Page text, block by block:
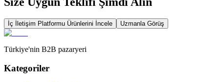
İç İletişim Platformu Ürünlerini İncele Uzmanla Görüş
Türkiye'nin B2B pazaryeri
Kategoriler